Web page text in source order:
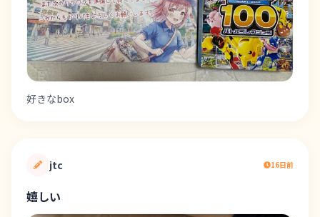
好きなbox
jtc 16日前
嬉しい